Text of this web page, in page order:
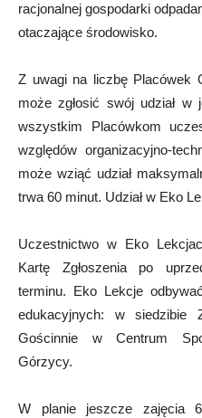
racjonalnej gospodarki
otaczające środowisko.
Z uwagi na liczbę Placówek
może zgłosić swój udział
wszystkim Placówkom
względów organizacyjno-
może wziąć udział
trwa 60 minut. Udział w Eko
Uczestnictwo w Eko
Kartę Zgłoszenia po
terminu. Eko Lekcje
edukacyjnych: w siedzibie
Gościnnie w Centrum
Górzycy.
W planie jeszcze